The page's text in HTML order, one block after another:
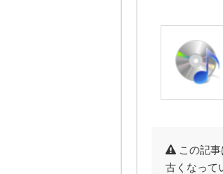
この記
古くなって